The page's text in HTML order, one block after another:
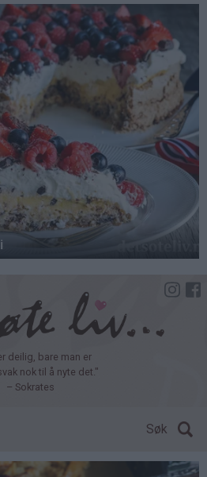
deilig, bare man er
nok til å nyte det."
– Sokrates
Søk